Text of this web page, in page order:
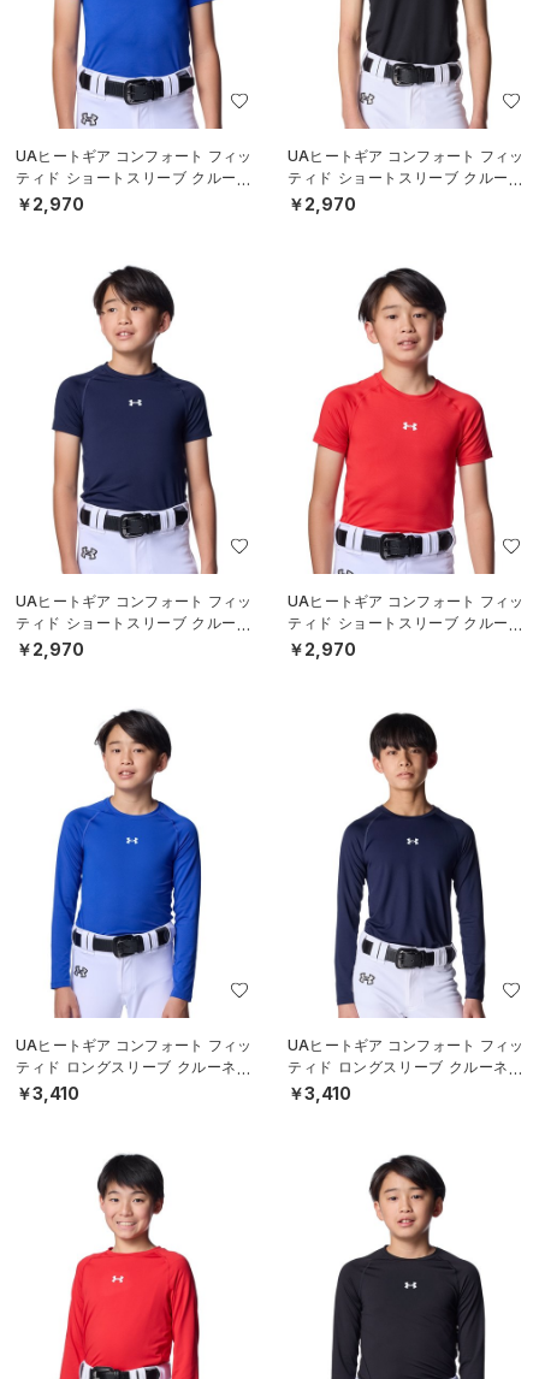
UAヒートギア コンフォート フィッ
ティド ショートスリーブ クルーネ
ック シャツ（ベースボール/BOY
￥2,970
UAヒートギア コンフォート フィッ
ティド ショートスリーブ クルーネ
ック シャツ（ベースボール/BOY
￥2,970
UAヒートギア コンフォート フィッ
ティド ショートスリーブ クルーネ
ック シャツ（ベースボール/BOY
￥2,970
UAヒートギア コンフォート フィッ
ティド ショートスリーブ クルーネ
ック シャツ（ベースボール/BOY
￥2,970
UAヒートギア コンフォート フィッ
ティド ロングスリーブ クルーネッ
ク シャツ（ベースボール/BOYS）
￥3,410
UAヒートギア コンフォート フィッ
ティド ロングスリーブ クルーネッ
ク シャツ（ベースボール/BOYS）
￥3,410